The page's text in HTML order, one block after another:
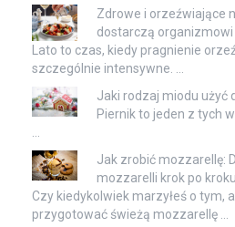
Zdrowe i orzeźwiające
dostarczą
Lato to czas, kiedy pragnienie
szczególnie intensywne. …
Jaki rodzaj miodu użyć
Piernik to jeden z tych
Jak zrobić mozzarellę:
mozzarelli krok po kroku
Czy kiedykolwiek marzyłeś o tym,
przygotować świeżą mozzarellę …